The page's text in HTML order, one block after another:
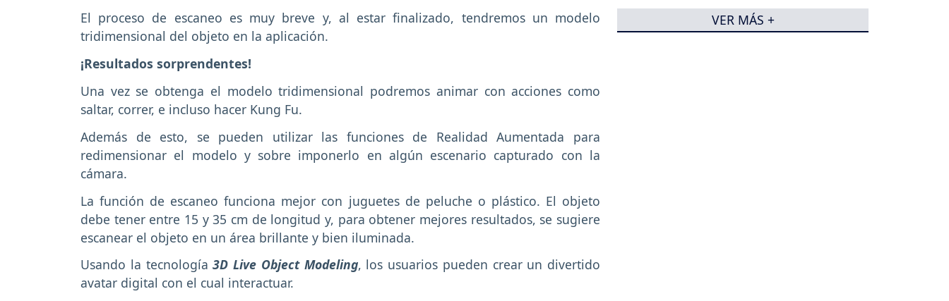
El proceso de escaneo es muy breve y, al estar finalizado, tendremos un modelo
tridimensional del objeto en la aplicación.
¡Resultados sorprendentes!
Una vez se obtenga el modelo tridimensional podremos animar con acciones como
saltar, correr, e incluso hacer Kung Fu.
Además de esto, se pueden utilizar las funciones de Realidad Aumentada para
redimensionar el modelo y sobre imponerlo en algún escenario capturado con la
cámara.
La función de escaneo funciona mejor con juguetes de peluche o plástico. El objeto
debe tener entre 15 y 35 cm de longitud y, para obtener mejores resultados, se sugiere
escanear el objeto en un área brillante y bien iluminada.
Usando la tecnología3D Live Object Modeling, los usuarios pueden crear un divertido
avatar digital con el cual interactuar.
VER MÁS +